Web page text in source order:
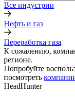
Все индустрии
Нефть и газ
Переработка газа
К сожалению,
регионе.
Попробуйте
посмотреть
HeadHunter